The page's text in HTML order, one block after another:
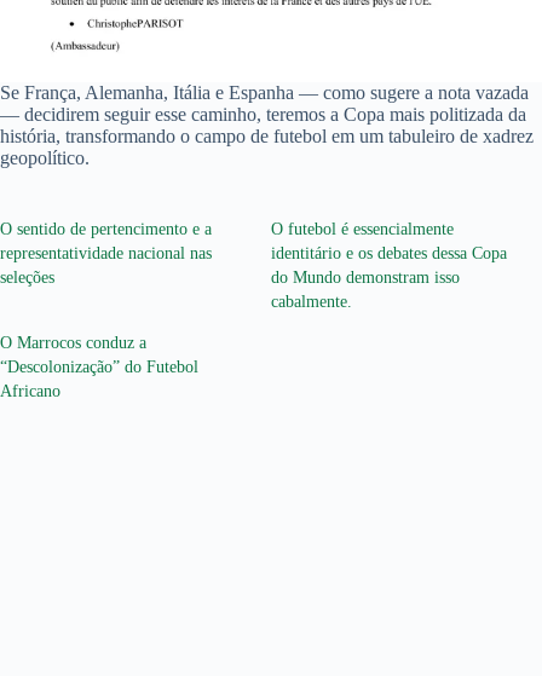
Se França, Alemanha, Itália e Espanha — como sugere a nota vazada
— decidirem seguir esse caminho, teremos a Copa mais politizada da
história, transformando o campo de futebol em um tabuleiro de xadrez
geopolítico.
O sentido de pertencimento e a
representatividade nacional nas
seleções
O futebol é essencialmente
identitário e os debates dessa Copa
do Mundo demonstram isso
cabalmente.
O Marrocos conduz a
“Descolonização” do Futebol
Africano